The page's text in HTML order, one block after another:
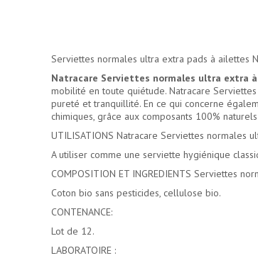
Serviettes normales ultra extra pads à ailettes
Natracare Serviettes normales ultra extra
mobilité en toute quiétude. Natracare
pureté et tranquillité. En ce qui concerne
chimiques, grâce aux composants 100%
UTILISATIONS Natracare Serviettes normales
A utiliser comme une serviette hygiénique
COMPOSITION ET INGREDIENTS Serviettes
Coton bio sans pesticides, cellulose bio.
CONTENANCE:
Lot de 12.
LABORATOIRE :